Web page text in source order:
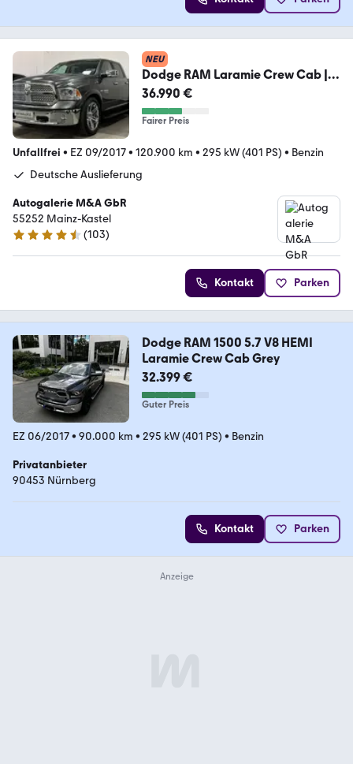
NEU
Dodge RAM Laramie Crew Cab |
1.Hand - Deutsche EZ!
36.990 €
Fairer Preis
Unfallfrei • EZ 09/2017• 120.900 km • 295 kW (401 PS) • Benzin
Deutsche Auslieferung
Autogalerie M&A GbR
55252 Mainz-Kastel
4.5 Sterne
(103)
Kontakt Parken
Dodge RAM 1500 5.7 V8 HEMI
Laramie Crew Cab Grey
32.399 €
Guter Preis
EZ 06/2017• 90.000 km • 295 kW (401 PS) • Benzin
Privatanbieter
90453 Nürnberg
Kontakt Parken